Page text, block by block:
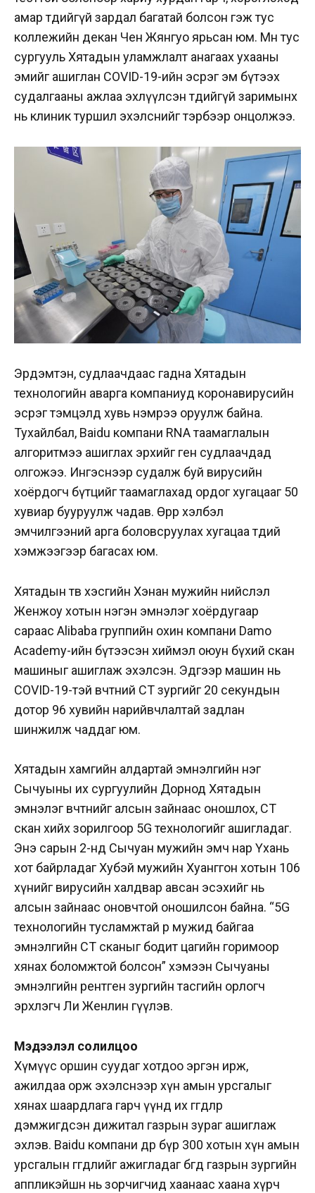
амар төдийгүй зардал багатай болсон гэж тус
коллежийн декан Чен Жянгуо ярьсан юм. Мөн тус
сургууль Хятадын уламжлалт анагаах ухааны
эмийг ашиглан COVID-19-ийн эсрэг эм бүтээх
судалгааны ажлаа эхлүүлсэн төдийгүй заримынх
нь клиник туршил эхэлснийг тэрбээр онцолжээ.
Эрдэмтэн, судлаачдаас гадна Хятадын
технологийн аварга компаниуд коронавирусийн
эсрэг тэмцэлд хувь нэмрээ оруулж байна.
Тухайлбал, Baidu компани RNA таамаглалын
алгоритмээ ашиглах эрхийг ген судлаачдад
олгожээ. Ингэснээр судалж буй вирусийн
хоёрдогч бүтцийг таамаглахад ордог хугацааг 50
хувиар бууруулж чадав. Өөрөөр хэлбэл
эмчилгээний арга боловсруулах хугацаа төдий
хэмжээгээр багасах юм.
Хятадын төв хэсгийн Хэнан мужийн нийслэл
Женжоу хотын нэгэн эмнэлэг хоёрдугаар
сараас Alibaba группийн охин компани Damo
Academy-ийн бүтээсэн хиймэл оюун бүхий скан
машиныг ашиглаж эхэлсэн. Эдгээр машин нь
COVID-19-тэй өвчтөний CT зургийг 20 секундын
дотор 96 хувийн нарийвчлалтай задлан
шинжилж чаддаг юм.
Хятадын хамгийн алдартай эмнэлгийн нэг
Сычуыны их сургуулийн Дорнод Хятадын
эмнэлэг өвчтөнийг алсын зайнаас оношлох, СТ
скан хийх зорилгоор 5G технологийг ашигладаг.
Энэ сарын 2-нд Сычуан мужийн эмч нар Үхань
хот байрладаг Хубэй мужийн Хуанггон хотын 106
хүнийг вирусийн халдвар авсан эсэхийг нь
алсын зайнаас оновчтой оношилсон байна. “5G
технологийн тусламжтай өөр мужид байгаа
эмнэлгийн СТ сканыг бодит цагийн горимоор
хянах боломжтой болсон” хэмээн Сычуаны
эмнэлгийн рентген зургийн тасгийн орлогч
эрхлэгч Ли Женлин өгүүлэв.
Мэдээлэл солилцоо
Хүмүүс оршин суудаг хотдоо эргэн ирж,
ажилдаа орж эхэлснээр хүн амын урсгалыг
хянах шаардлага гарч үүнд их өгөгдлөөр
дэмжигдсэн дижитал газрын зураг ашиглаж
эхлэв. Baidu компани өдөр бүр 300 хотын хүн амын
урсгалын өгөгдлийг ажигладаг бөгөөд газрын зургийн
аппликэйшн нь зорчигчид хаанаас хаана хүрч